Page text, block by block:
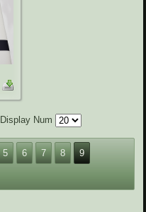
Display Num
5 6 7 8 9